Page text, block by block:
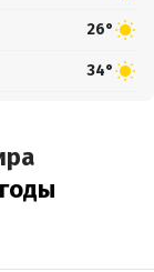
26°
34°